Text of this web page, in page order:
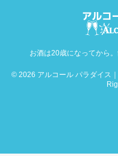
お酒は20歳になってから
© 2026 アルコール パラダイス